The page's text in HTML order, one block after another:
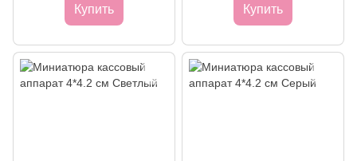
Купить Купить